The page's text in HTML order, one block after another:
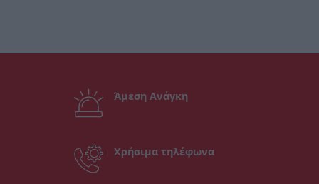
Άμεση Ανάγκη
Χρήσιμα τηλέφωνα